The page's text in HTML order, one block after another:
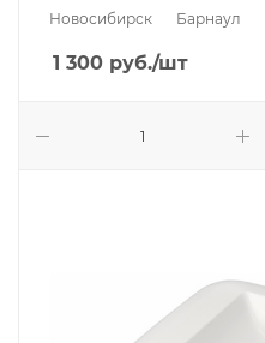
Новосибирск
Барнаул
1 300 руб./шт